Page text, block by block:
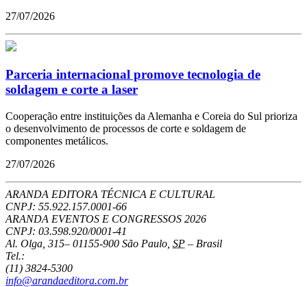
27/07/2026
Parceria internacional promove tecnologia de
soldagem e corte a laser
Cooperação entre instituições da Alemanha e Coreia do Sul prioriza
o desenvolvimento de processos de corte e soldagem de
componentes metálicos.
27/07/2026
ARANDA EDITORA TÉCNICA E CULTURAL
CNPJ: 55.922.157.0001-66
ARANDA EVENTOS E CONGRESSOS 2026
CNPJ: 03.598.920/0001-41
Al. Olga, 315– 01155-900 São Paulo SP – Brasil
Tel.:
(11) 3824-5300
info@arandaeditora.com.br